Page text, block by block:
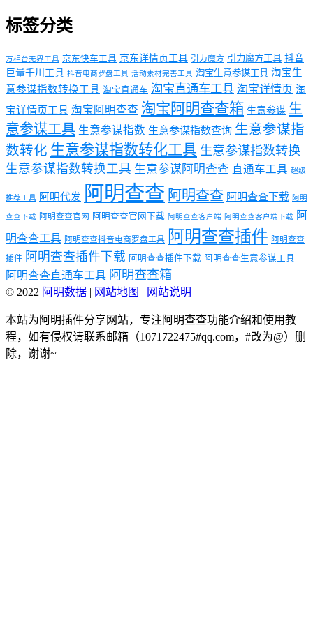
标签分类
万相台无界工具 京东快车工具 京东详情页工具 引力魔方 引力魔方工具 抖音
巨量千川工具 抖音电商罗盘工具 活动素材完善工具 淘宝生意参谋工具 淘宝生
意参谋指数转换工具 淘宝直通车 淘宝直通车工具 淘宝详情页 淘
宝详情页工具 淘宝阿明查查 淘宝阿明查查箱 生意参谋 生
意参谋工具 生意参谋指数 生意参谋指数查询 生意参谋指
数转化 生意参谋指数转化工具 生意参谋指数转换
生意参谋指数转换工具 生意参谋阿明查查 直通车工具 超级
推荐工具 阿明代发 阿明查查 阿明查查 阿明查查下载 阿明
查查下载 阿明查查官网 阿明查查官网下载 阿明查查客户端 阿明查查客户端下载
阿
明查查工具 阿明查查抖音电商罗盘工具 阿明查查插件 阿明查查
插件 阿明查查插件下载 阿明查查插件下载 阿明查查生意参谋工具
阿明查查直通车工具 阿明查查箱
© 2022 阿明数据 | 网站地图 | 网站说明
本站为阿明插件分享网站，专注阿明查查功能介绍和使用教
程，如有侵权请联系邮箱（1071722475#qq.com，#改为@）删
除，谢谢~